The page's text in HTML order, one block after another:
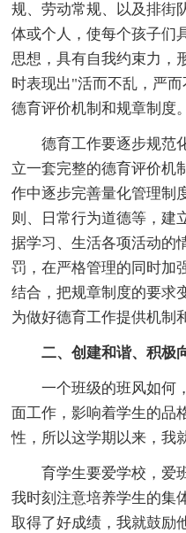
规、劳动常规、以及排街
体或个人，使每个孩子们
思想，具有自我约束力，
时表现出"活而不乱，严
德育评价机制和规章制度。
德育工作要逐步规范化
立一套完整的德育评价机
作中逐步完善量化管理制
则、日常行为道德等，建
据学习、生活各项活动的
罚，在严格管理的同时加
结合，把规章制度的要求
为做好德育工作提供机制
二、创建和谐、积极
一个班级的班风如何
面工作，影响着学生的品
性，所以这学期以来，我
育学生要爱学校，爱班
我时刻注意培养学生的集
取得了好成绩，我就鼓励